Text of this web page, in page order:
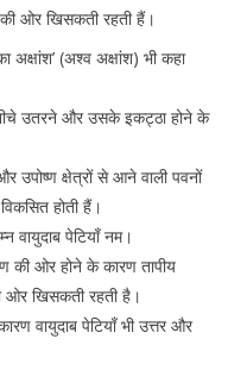
की ओर खिसकती रहती हैं।
अक्षांश’ (अश्व अक्षांश) भी कहा
नीचे उतरने और उसके इकट्ठा होने के
उपोष्ण क्षेत्रों से आने वाली पवनों
होती हैं।
वायुदाब पेटियाँ नम।
की ओर होने के कारण तापीय
ओर खिसकती रहती है।
वायुदाब पेटियाँ भी उत्तर और